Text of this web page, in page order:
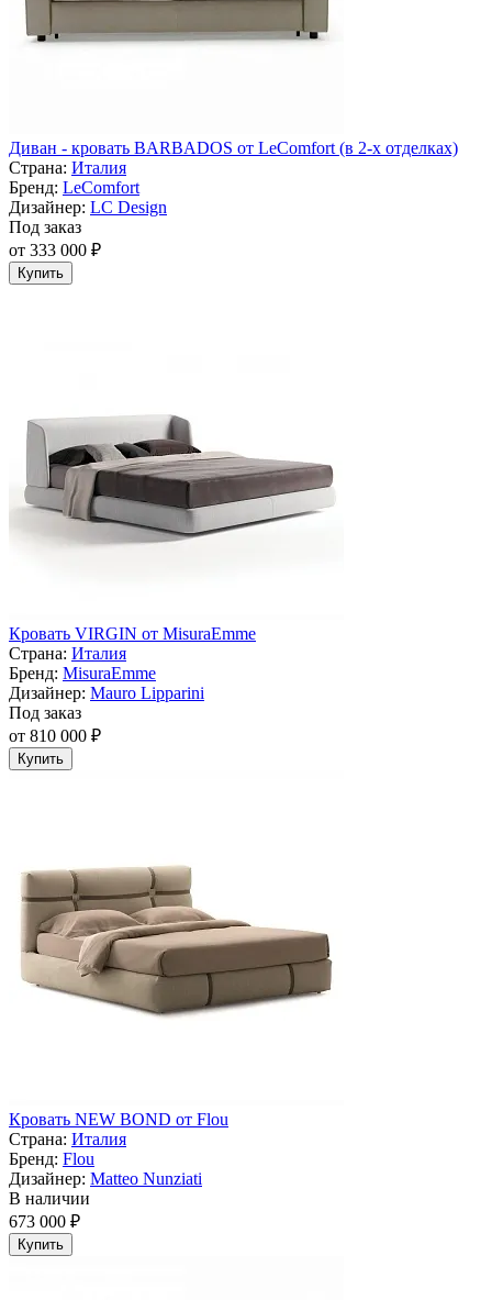
Диван - кровать BARBADOS от LeComfort (в 2-х отделках)
Страна: Италия
Бренд: LeComfort
Дизайнер: LC Design
Под заказ
от 333 000 ₽
Купить
Кровать VIRGIN от MisuraEmme
Страна: Италия
Бренд: MisuraEmme
Дизайнер: Mauro Lipparini
Под заказ
от 810 000 ₽
Купить
Кровать NEW BOND от Flou
Страна: Италия
Бренд: Flou
Дизайнер: Matteo Nunziati
В наличии
673 000 ₽
Купить